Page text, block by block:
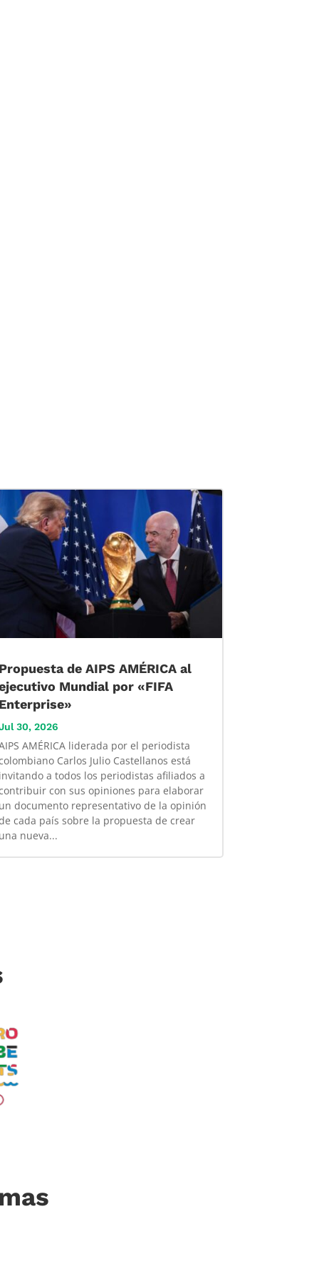
de AIPS AMÉRICA al
Mundial por «FIFA
30, 2026
AMÉRICA liderada por el periodista
Carlos Julio Castellanos está
a todos los periodistas afiliados a
con sus opiniones para elaborar
documento representativo de la opinión
cada país sobre la propuesta de crear
nueva...